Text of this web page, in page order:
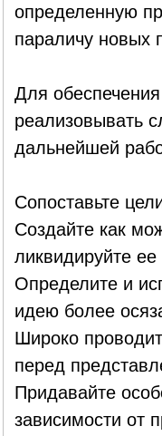
определенную
параличу новых
Для
реализовывать
дальнейшей
Сопоставьте
Создайте как
ликвидируйте
Определите и
идею более
Широко
перед
Придавайте
зависимости от